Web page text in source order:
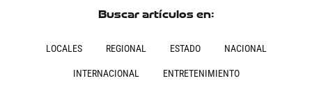
Buscar artículos en:
LOCALES REGIONAL ESTADO NACIONAL
INTERNACIONAL ENTRETENIMIENTO